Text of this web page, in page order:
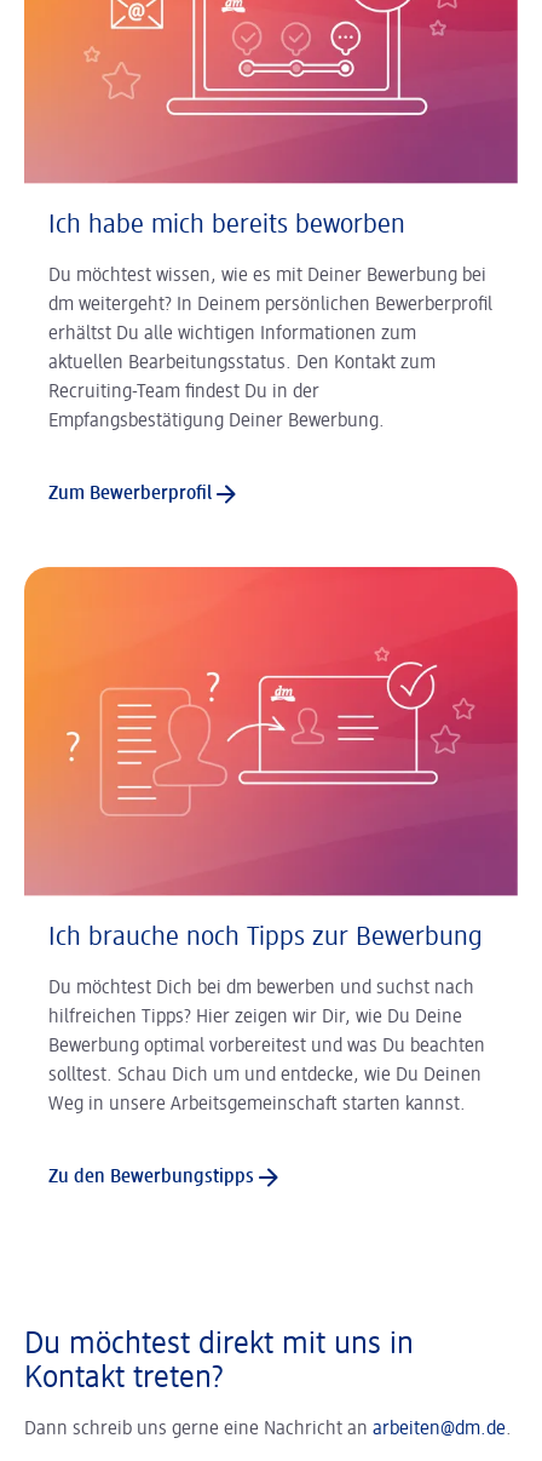
Ich habe mich bereits beworben
Du möchtest wissen, wie es mit Deiner Bewerbung bei
dm weitergeht? In Deinem persönlichen Bewerberprofil
erhältst Du alle wichtigen Informationen zum
aktuellen Bearbeitungsstatus. Den Kontakt zum
Recruiting-Team findest Du in der
Empfangsbestätigung Deiner Bewerbung.
Zum Bewerberprofil
Ich brauche noch Tipps zur Bewerbung
Du möchtest Dich bei dm bewerben und suchst nach
hilfreichen Tipps? Hier zeigen wir Dir, wie Du Deine
Bewerbung optimal vorbereitest und was Du beachten
solltest. Schau Dich um und entdecke, wie Du Deinen
Weg in unsere Arbeitsgemeinschaft starten kannst.
Zu den Bewerbungstipps
Du möchtest direkt mit uns in
Kontakt treten?
Dann schreib uns gerne eine Nachricht an arbeiten@dm.de.